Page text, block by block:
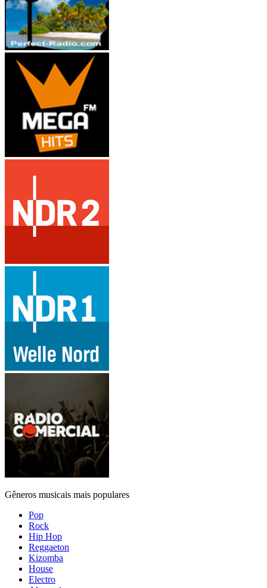
Gêneros musicais mais populares
Pop
Rock
Hip Hop
Reggaeton
Kizomba
House
Electro